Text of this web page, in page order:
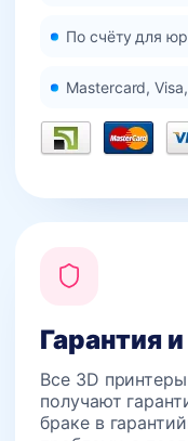
По счёту для
Mastercard,
Гарантия
Все 3D
получают
браке в